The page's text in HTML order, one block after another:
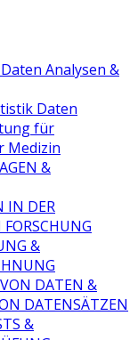
Analysen &
Daten
für
Medizin
&
IN DER
&
DATEN &
DATENSÄTZEN
&